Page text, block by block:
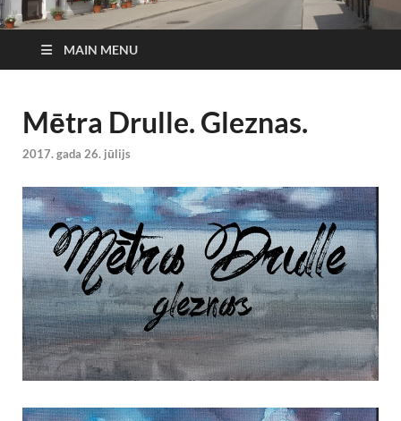
MAIN MENU
Mētra Drulle. Gleznas.
2017. gada 26. jūlijs